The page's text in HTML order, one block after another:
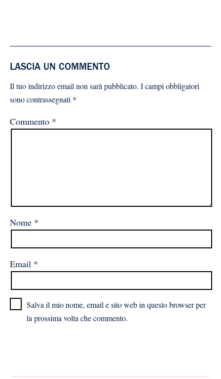
LASCIA UN COMMENTO
Il tuo indirizzo email non sarà pubblicato. I campi obbligatori
sono contrassegnati *
Commento *
Nome *
Email *
Salva il mio nome, email e sito web in questo browser per
la prossima volta che commento.